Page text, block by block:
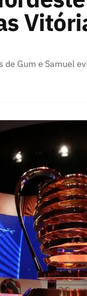
de Gum e Samuel